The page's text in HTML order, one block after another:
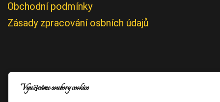
Obchodní podmínky
Zásady zpracování osbních údajů
Využíváme soubory cookies